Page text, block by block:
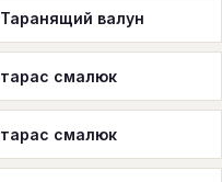
Таранящий валун
тарас смалюк
тарас смалюк